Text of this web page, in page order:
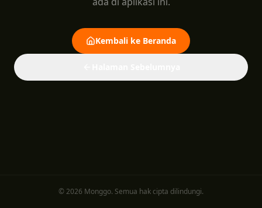
Kembali ke Beranda
© 2026 Monggo. Semua hak cipta dilindungi.